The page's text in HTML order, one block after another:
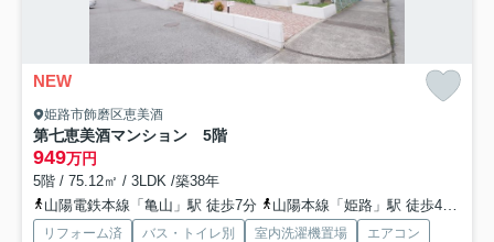
NEW
姫路市飾磨区恵美酒
第七恵美酒マンション 5階
949万円
5階 / 75.12㎡ / 3LDK /築38年
山陽電鉄本線「亀山」駅 徒歩7分
山陽本線「姫路」駅 徒歩40分
リフォーム済 バス・トイレ別 室内洗濯機置場
エアコン